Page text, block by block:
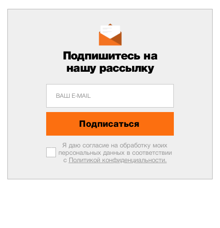
Подпишитесь на
нашу рассылку
Подписаться
Я даю согласие на обработку моих
персональных данных в соответствии
с Политикой конфиденциальности.